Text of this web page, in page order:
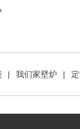
| 我们家壁炉 |